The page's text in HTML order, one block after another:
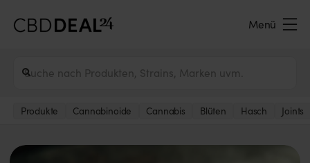
Menü
Produkte Cannabinoide Cannabis Blüten Hasch Joints